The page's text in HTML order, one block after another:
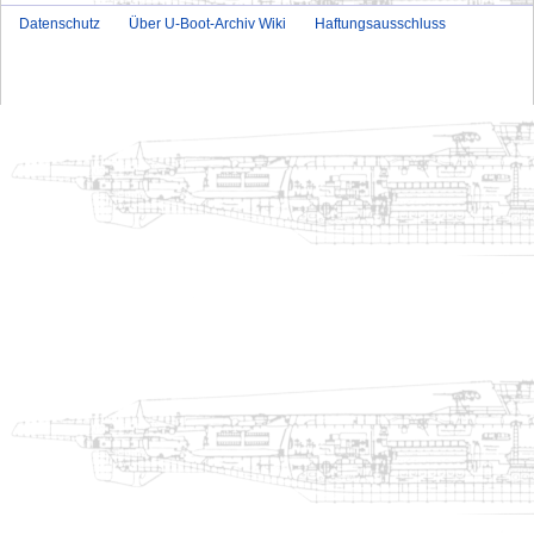
Datenschutz Über U-Boot-Archiv Wiki Haftungsausschluss